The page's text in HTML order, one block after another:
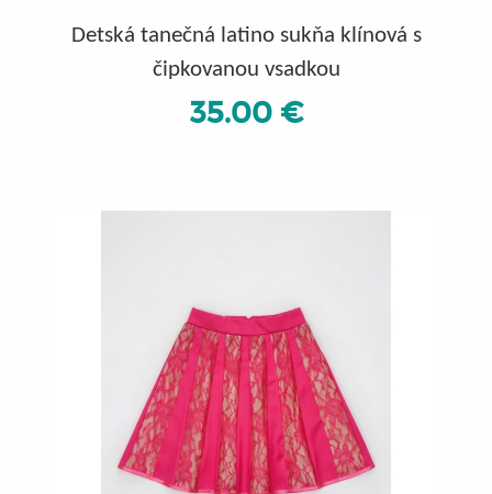
Detská tanečná latino sukňa klínová s
čipkovanou vsadkou
35.00 €